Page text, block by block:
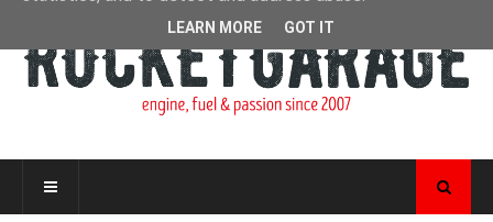
LEARN MORE GOT IT